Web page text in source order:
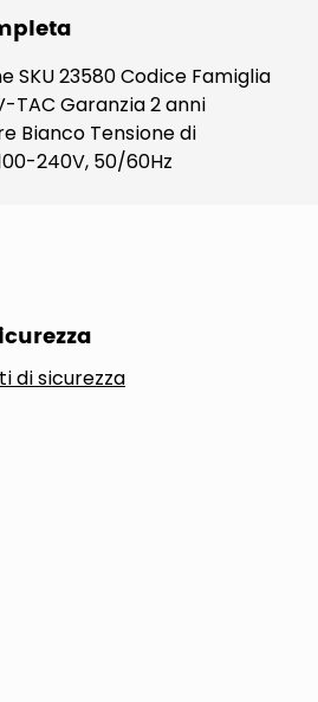
SKU 23580 Codice Famiglia
TAC Garanzia 2 anni
Bianco Tensione di
240V, 50/60Hz
di sicurezza